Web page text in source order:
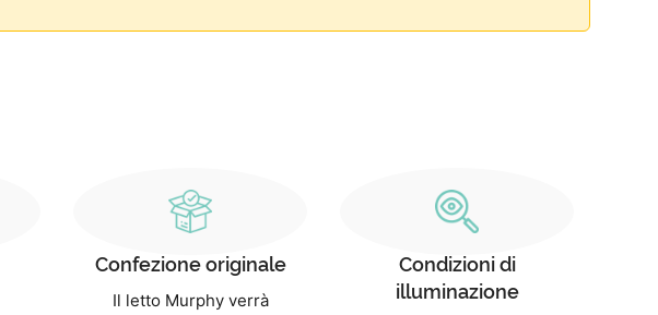
Confezione originale
Il letto Murphy verrà
Condizioni di
illuminazione